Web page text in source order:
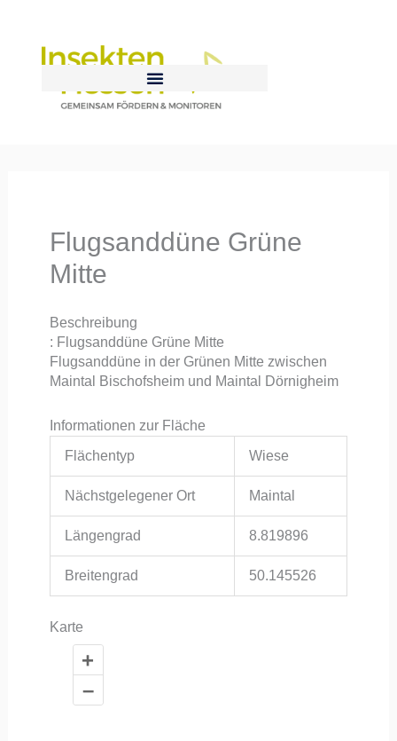
springen
Flugsanddüne Grüne
Mitte
Beschreibung
: Flugsanddüne Grüne Mitte
Flugsanddüne in der Grünen Mitte zwischen
Maintal Bischofsheim und Maintal Dörnigheim
Informationen zur Fläche
Flächentyp
Wiese
Nächstgelegener Ort Maintal
Längengrad 8.819896
Breitengrad 50.145526
Karte
+
–